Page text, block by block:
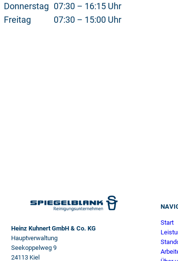
Donnerstag 07:30 – 16:15 Uhr
Freitag
07:30 – 15:00 Uhr
Heinz Kuhnert GmbH & Co. KG
Hauptverwaltung
Seekoppelweg 9
24113 Kiel
Start